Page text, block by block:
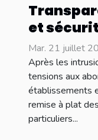
et
l’impact
milieu
scolaire
Mar. 21 juillet
Après les
tensions aux
établissements
remise à plat
particuliers...